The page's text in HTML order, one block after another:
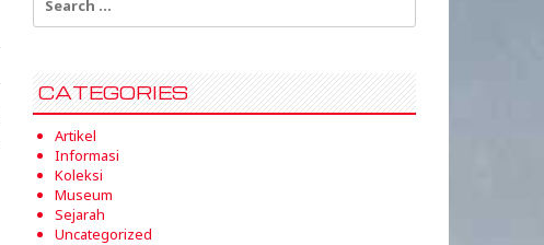
for:
CATEGORIES
Artikel
Informasi
Koleksi
Museum
Sejarah
Uncategorized